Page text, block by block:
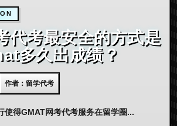
代考最安全的方式是
多久出成绩？
作者：留学代考
得GMAT网考代考服务在留学圈...